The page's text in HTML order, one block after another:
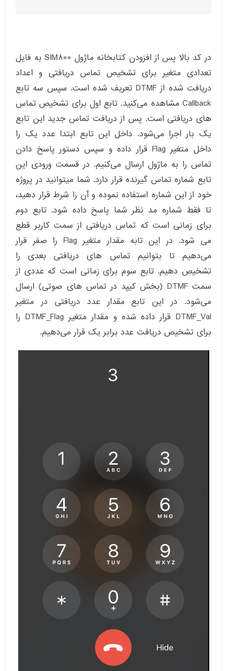
در کد بالا پس از افزودن کتابخانه ماژول SIM800 به فایل
تعدادی متغیر برای تشخیص تماس دریافتی و اعداد
دریافت شده از DTMF تعریف شده است. سپس سه تابع
Callback مشاهده می‌کنید. تابع اول برای تشخیص تماس
های دریافتی است. پس از دریافت تماس جدید این تابع
یک بار اجرا می‌شود. داخل این تابع ابتدا عدد یک را
داخل متغیر Flag قرار داده و سپس دستور پاسخ دادن
تماس را به ماژول ارسال می‌کنیم. در قسمت ورودی این
تابع شماره تماس گیرنده قرار دارد. شما میتوانید در پروژه
خود از این شماره استفاده نموده و آن را شرط قرار دهید،
تا فقط شماره مد نظر شما پاسخ داده شود. تابع دوم
برای زمانی است که تماس دریافتی از سمت کاربر قطع
می شود. در این تابه مقدار متغیر Flag را صفر قرار
می‌دهیم تا بتوانیم تماس های دریافتی بعدی را
تشخیص دهیم. تابع سوم برای زمانی است که عددی از
سمت DTMF (بخش کیپد در تماس های صوتی) ارسال
می‌شود. در این تابع مقدار عدد دریافتی در متغیر
DTMF_Val قرار داده شده و مقدار متغیر DTMF_Flag را
برای تشخیص دریافت عدد برابر یک قرار می‌دهیم.